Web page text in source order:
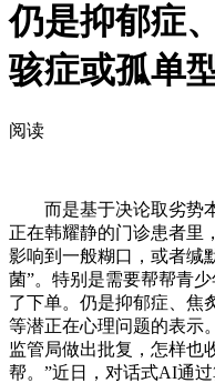
仍是抑郁症
骇症或孤单
阅读
而是基于决论取劣势本
正在韩耀静的门诊患者里
影响到一般糊口，或者缄
菌”。特别是需要帮帮青
了下单。仍是抑郁症、焦
等潜正在心理问题的表示
监管局做出批复，怎样也
帮。”近日，对话式AI通